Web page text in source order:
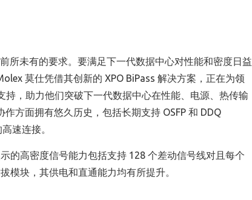
所未有的要求。要满足下一代数据中心对性能和密度日益
莫仕凭借其创新的 XPO BiPass 解决方案，正在为领
，助力他们突破下一代数据中心在性能、电源、热传输
方面拥有悠久历史，包括长期支持 OSFP 和 DDQ
速连接。
的高密度信号能力包括支持 128 个差动信号线对且每个
模块，其供电和直通能力均有所提升。